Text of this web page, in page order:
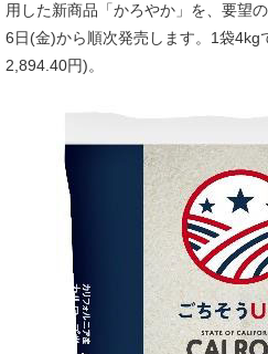
用した新商品「かろやか」を、要望
6日(金)から順次発売します。1袋4kg
2,894.40円)。